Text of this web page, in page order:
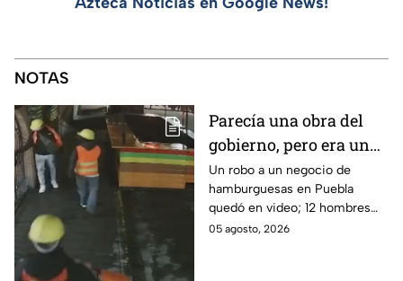
NOTAS
Parecía una obra del
gobierno, pero era un
robo planeado: Así
saquearon negocio de
hamburguesas en
Puebla
Un robo a un negocio de
hamburguesas en Puebla
quedó en video; 12 hombres
habrían fingido ser
05 agosto, 2026